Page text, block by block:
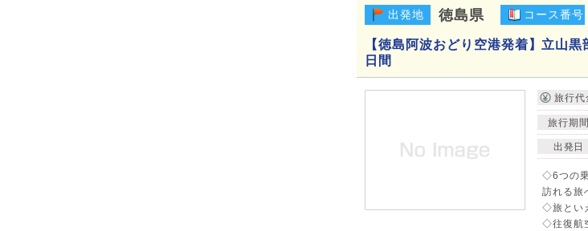
出発地 徳島県 コース番号
【徳島阿波おどり空港発着】立山
日間
旅行代
旅行期間
出発日
◇6つの
訪れる旅
◇旅とい
◇往復航